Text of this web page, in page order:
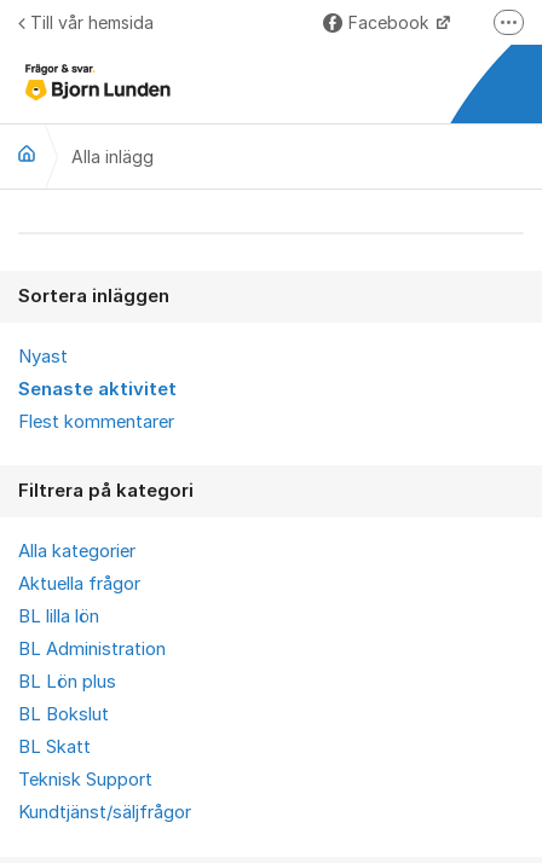
Hoppa till innehåll
Till vår hemsida Facebook
Alla inlägg
Sortera inläggen
Nyast
Senaste aktivitet
Flest kommentarer
Filtrera på kategori
Alla kategorier
Aktuella frågor
BL lilla lön
BL Administration
BL Lön plus
BL Bokslut
BL Skatt
Teknisk Support
Kundtjänst/säljfrågor